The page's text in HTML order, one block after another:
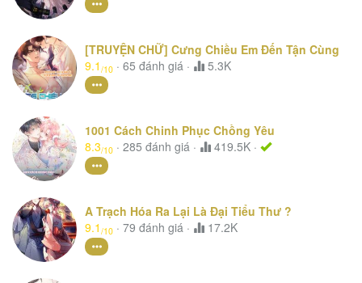
[TRUYỆN CHỮ] Cưng Chiều Em Đến Tận Cùng
9.1 /10 · 65 đánh giá · 5.3K
1001 Cách Chinh Phục Chồng Yêu
8.3/10 · 285 đánh giá · 419.5K ·
A Trạch Hóa Ra Lại Là Đại Tiểu Thư ?
9.1 /10 · 79 đánh giá · 17.2K